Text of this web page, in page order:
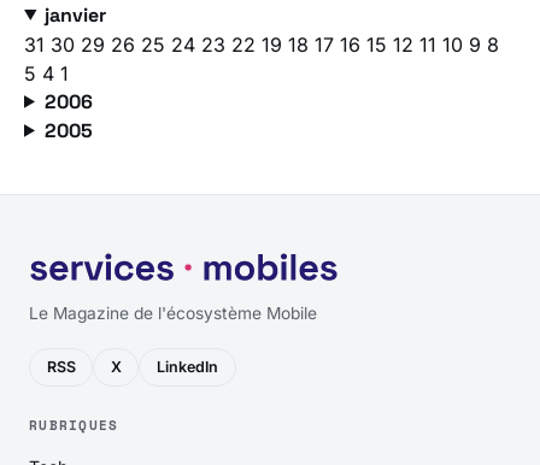
janvier
31 30 29 26 25 24 23 22 19 18 17 16 15 12 11 10 9 8
5 4 1
2006
2005
Le Magazine de l'écosystème Mobile
RSS X LinkedIn
RUBRIQUES